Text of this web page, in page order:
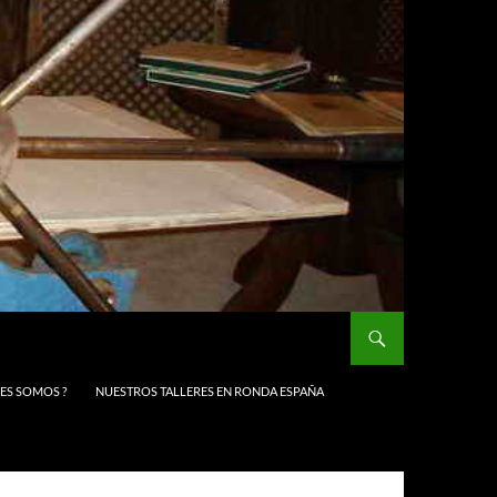
SOMOS ? NUESTROS TALLERES EN RONDA ESPAÑA